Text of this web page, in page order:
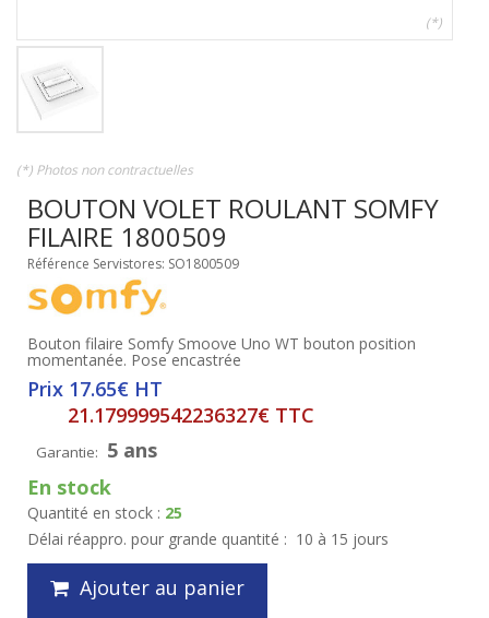
(*)
(*) Photos non contractuelles
BOUTON VOLET ROULANT SOMFY
FILAIRE 1800509
Référence Servistores: SO1800509
Bouton filaire Somfy Smoove Uno WT bouton position
momentanée. Pose encastrée
Prix 17.65€ HT
21.179999542236327€ TTC
Garantie: 5 ans
En stock
Quantité en stock : 25
Délai réappro. pour grande quantité : 10 à 15 jours
Ajouter au panier